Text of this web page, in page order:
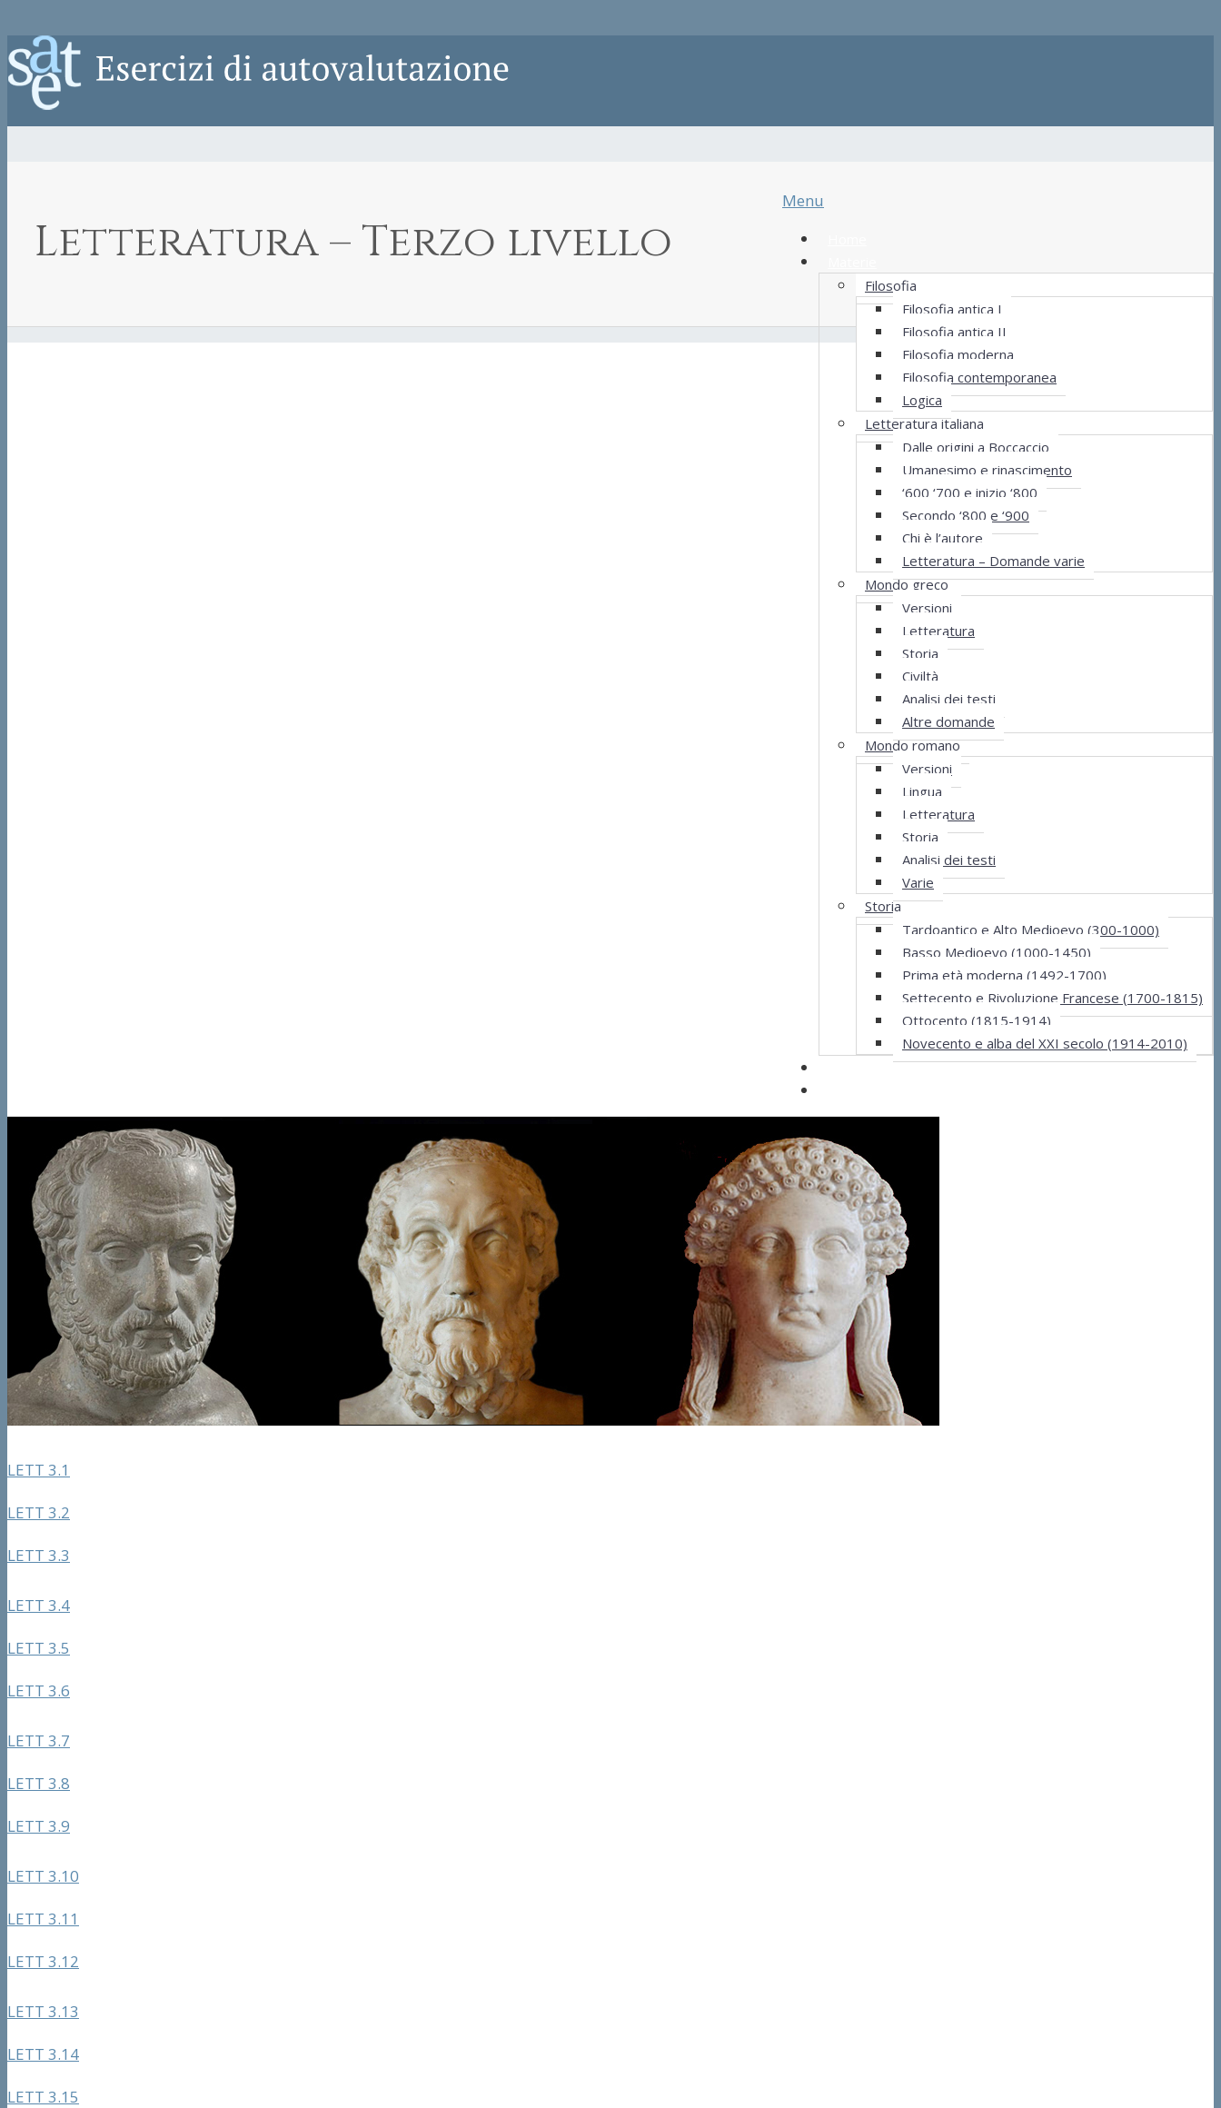
Menu
Filosofia
Filosofia antica I
Filosofia antica II
Filosofia moderna
Filosofia contemporanea
Logica
Letteratura italiana
Dalle origini a Boccaccio
Umanesimo e rinascimento
‘600 ‘700 e inizio ‘800
Secondo ‘800 e ‘900
Chi è l’autore
Letteratura – Domande varie
Mondo greco
Versioni
Letteratura
Storia
Civiltà
Analisi dei testi
Altre domande
Mondo romano
Versioni
Lingua
Letteratura
Storia
Analisi dei testi
Varie
Storia
Tardoantico e Alto Medioevo (300-1000)
Basso Medioevo (1000-1450)
Prima età moderna (1492-1700)
Settecento e Rivoluzione Francese (1700-1815)
Ottocento (1815-1914)
Novecento e alba del XXI secolo (1914-2010)
Informazioni utili
Letteratura – Terzo livello
LETT 3.1
LETT 3.2
LETT 3.3
LETT 3.4
LETT 3.5
LETT 3.6
LETT 3.7
LETT 3.8
LETT 3.9
LETT 3.10
LETT 3.11
LETT 3.12
LETT 3.13
LETT 3.14
LETT 3.15